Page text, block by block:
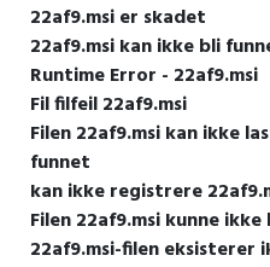
22af9.msi er skadet
22af9.msi kan ikke bli
Runtime Error - 22af9.msi
Fil filfeil 22af9.msi
Filen 22af9.msi kan ikke
funnet
kan ikke registrere
Filen 22af9.msi kunne
22af9.msi-filen eksisterer